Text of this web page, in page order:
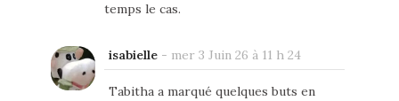
temps le cas.
isabielle- mer 3 Juin 26 à 11 h 24
Tabitha a marqué quelques buts en